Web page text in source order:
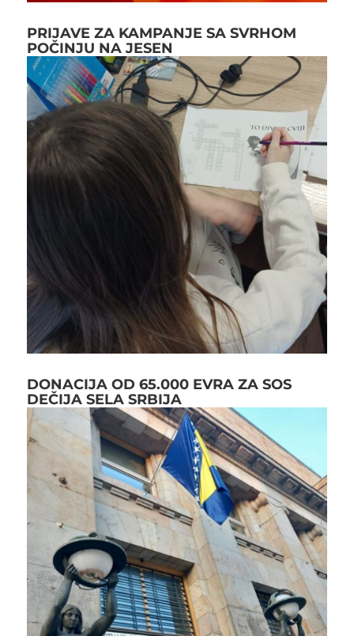
PRIJAVE ZA KAMPANJE SA SVRHOM
POČINJU NA JESEN
DONACIJA OD 65.000 EVRA ZA SOS
DEČIJA SELA SRBIJA